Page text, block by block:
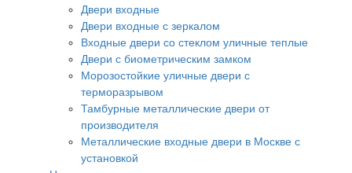
Двери входные
Двери входные с зеркалом
Входные двери со стеклом уличные теплые
Двери с биометрическим замком
Морозостойкие уличные двери с
терморазрывом
Тамбурные металлические двери от
производителя
Металлические входные двери в Москве с
установкой